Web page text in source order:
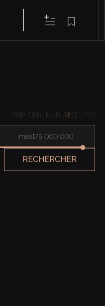
GBP CNY EUR AED USD
max
RECHERCHER